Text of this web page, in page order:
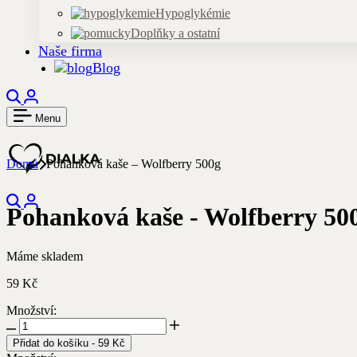
Hypoglykémie
Doplňky a ostatní
Naše firma
Blog
Hledejte
produkty,
články
kategorie
Menu
Hledejte
produkty,
články
kategorie
Domů Pohanková kaše – Wolfberry 500g
Pohanková kaše - Wolfberry
Máme skladem
59 Kč
Množství:
Pohanková
kaše
-
Přidat do košíku - 59 Kč